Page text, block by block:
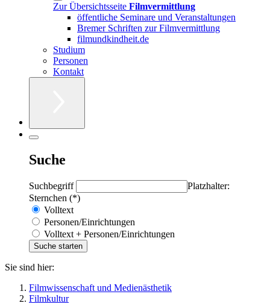
Zur Übersichtsseite Filmvermittlung
öffentliche Seminare und Veranstaltungen
Bremer Schriften zur Filmvermittlung
filmundkindheit.de
Studium
Personen
Kontakt
Suche
Suchbegriff
Platzhalter:
Sternchen (*)
Volltext
Personen/Einrichtungen
Volltext + Personen/Einrichtungen
Sie sind hier:
Filmwissenschaft und Medienästhetik
Filmkultur